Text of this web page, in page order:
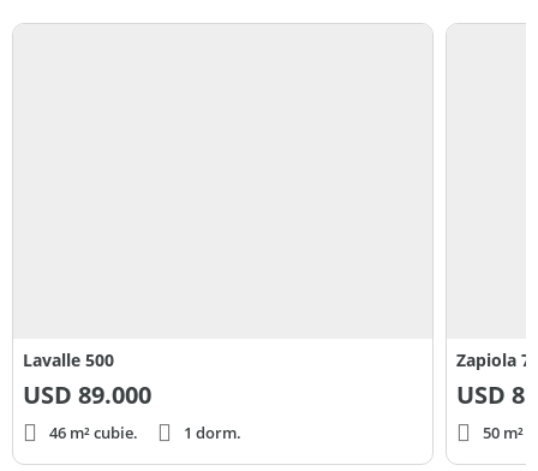
Lavalle 500
USD 89.000
46 m² cubie. 1 dorm.
Zapiola
USD
50 m²